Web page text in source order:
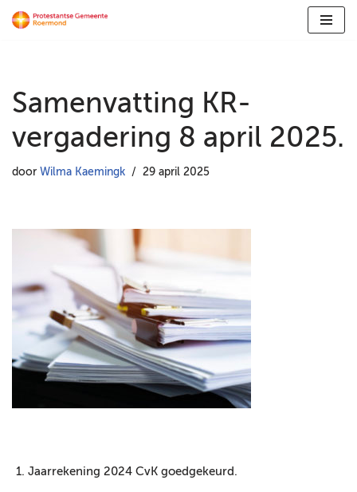
inhoud
Samenvatting KR-
vergadering 8 april 2025.
door Wilma Kaemingk 29 april 2025
Jaarrekening 2024 CvK goedgekeurd.